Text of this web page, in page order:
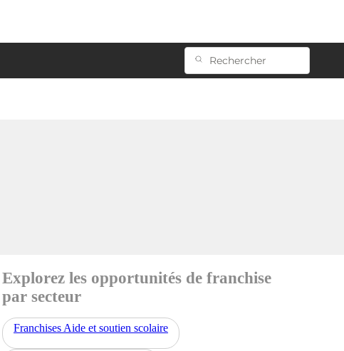
Explorez les opportunités de franchise
par secteur
Franchises Aide et soutien scolaire